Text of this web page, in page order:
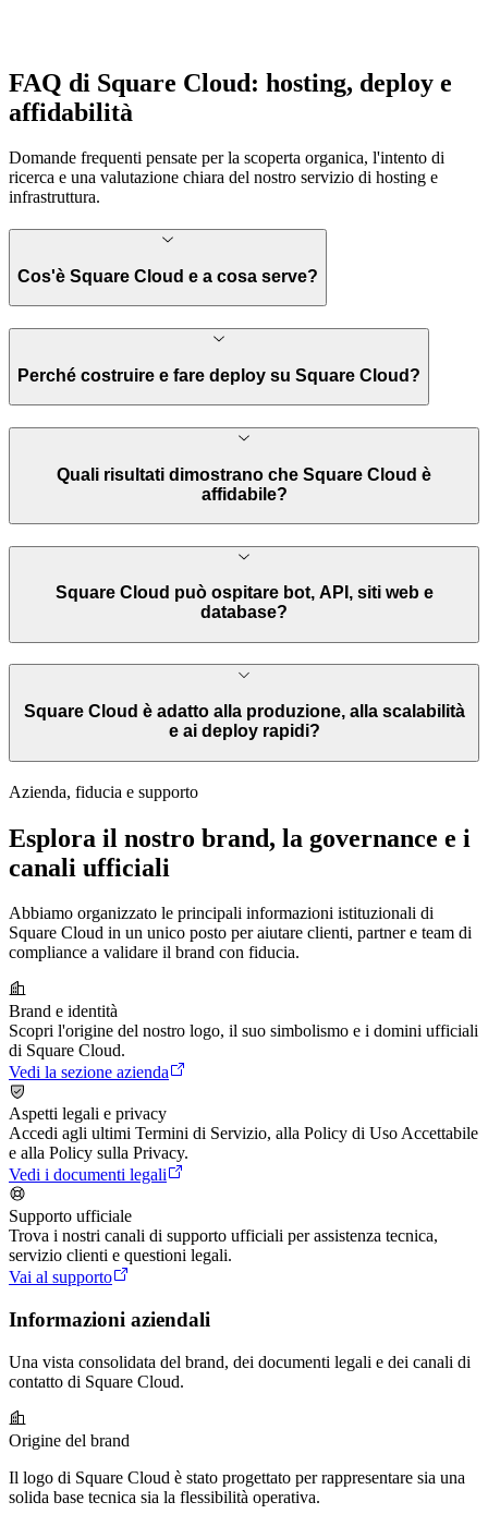
FAQ di Square Cloud: hosting, deploy e
affidabilità
Domande frequenti pensate per la scoperta organica, l'intento di
ricerca e una valutazione chiara del nostro servizio di hosting e
infrastruttura.
Cos'è Square Cloud e a cosa serve?
Perché costruire e fare deploy su Square Cloud?
Quali risultati dimostrano che Square Cloud è
affidabile?
Square Cloud può ospitare bot, API, siti web e
database?
Square Cloud è adatto alla produzione, alla scalabilità
e ai deploy rapidi?
Azienda, fiducia e supporto
Esplora il nostro brand, la governance e i
canali ufficiali
Abbiamo organizzato le principali informazioni istituzionali di
Square Cloud in un unico posto per aiutare clienti, partner e team di
compliance a validare il brand con fiducia.
Brand e identità
Scopri l'origine del nostro logo, il suo simbolismo e i domini ufficiali
di Square Cloud.
Vedi la sezione azienda
Aspetti legali e privacy
Accedi agli ultimi Termini di Servizio, alla Policy di Uso Accettabile
e alla Policy sulla Privacy.
Vedi i documenti legali
Supporto ufficiale
Trova i nostri canali di supporto ufficiali per assistenza tecnica,
servizio clienti e questioni legali.
Vai al supporto
Informazioni aziendali
Una vista consolidata del brand, dei documenti legali e dei canali di
contatto di Square Cloud.
Origine del brand
Il logo di Square Cloud è stato progettato per rappresentare sia una
solida base tecnica sia la flessibilità operativa.